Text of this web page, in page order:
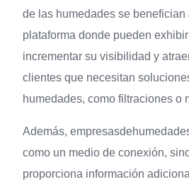
de las humedades se benefician
plataforma donde pueden
incrementar su visibilidad y
clientes que necesitan
humedades, como filtraciones o
Además,
como un medio de conexión,
proporciona información